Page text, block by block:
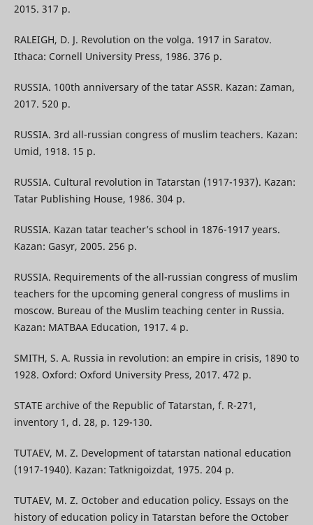
2015. 317 p.
RALEIGH, D. J. Revolution on the volga. 1917 in Saratov.
Ithaca: Cornell University Press, 1986. 376 p.
RUSSIA. 100th anniversary of the tatar ASSR. Kazan: Zaman,
2017. 520 p.
RUSSIA. 3rd all-russian congress of muslim teachers. Kazan:
Umid, 1918. 15 p.
RUSSIA. Cultural revolution in Tatarstan (1917-1937). Kazan:
Tatar Publishing House, 1986. 304 p.
RUSSIA. Kazan tatar teacher’s school in 1876-1917 years.
Kazan: Gasyr, 2005. 256 p.
RUSSIA. Requirements of the all-russian congress of muslim
teachers for the upcoming general congress of muslims in
moscow. Bureau of the Muslim teaching center in Russia.
Kazan: MATBAA Education, 1917. 4 p.
SMITH, S. A. Russia in revolution: an empire in crisis, 1890 to
1928. Oxford: Oxford University Press, 2017. 472 p.
STATE archive of the Republic of Tatarstan, f. R-271,
inventory 1, d. 28, p. 129-130.
TUTAEV, M. Z. Development of tatarstan national education
(1917-1940). Kazan: Tatknigoizdat, 1975. 204 p.
TUTAEV, M. Z. October and education policy. Essays on the
history of education policy in Tatarstan before the October